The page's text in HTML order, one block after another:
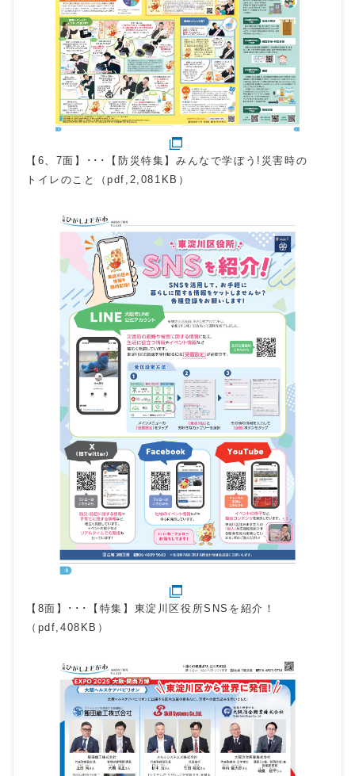
【6、7面】･･･【防災特集】みんなで学ぼう!災害時の
トイレのこと（pdf,2,081KB）
【8面】･･･【特集】東淀川区役所SNSを紹介！
（pdf,408KB）